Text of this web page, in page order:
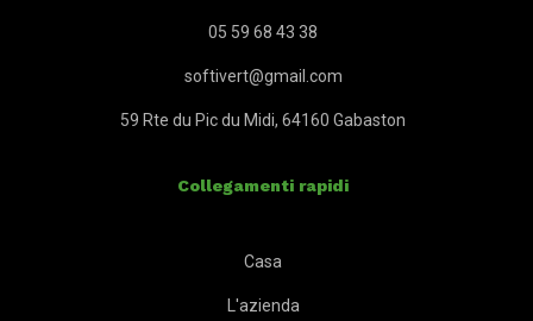
05 59 68 43 38
softivert@gmail.com
59 Rte du Pic du Midi, 64160 Gabaston
Collegamenti rapidi
Casa
L'azienda